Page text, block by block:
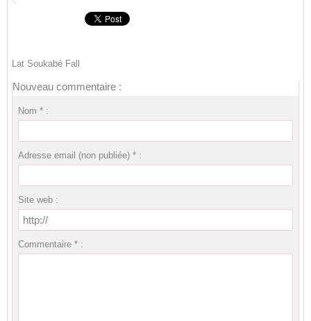
Lat Soukabé Fall
Nouveau commentaire :
Nom * :
Adresse email (non publiée) * :
Site web :
Commentaire * :